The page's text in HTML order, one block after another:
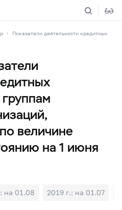
Показатели деятельности кредитных
величине
на 1 июня
на 01.08 2019 г.: на 01.07